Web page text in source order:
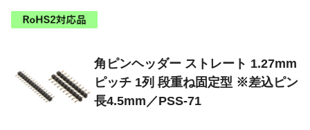
シリーズから探す
ログイン
注文・見積りについて
角ピンヘッダー ストレート 1.27mm
ピッチ 1列 段重ね固定型 ※差込ピン
長4.5mm／PSS-71